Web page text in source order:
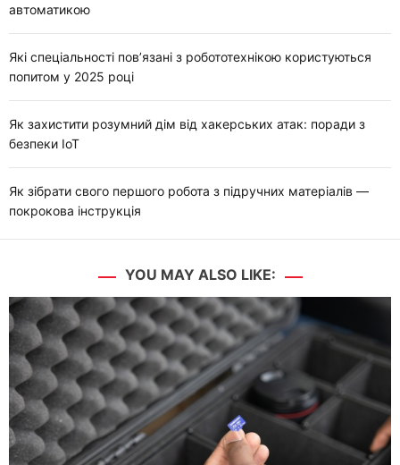
автоматикою
Які спеціальності пов’язані з робототехнікою користуються
попитом у 2025 році
Як захистити розумний дім від хакерських атак: поради з
безпеки IoT
Як зібрати свого першого робота з підручних матеріалів —
покрокова інструкція
YOU MAY ALSO LIKE: